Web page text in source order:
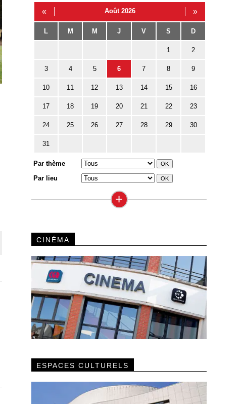
« Août 2026 »
L M M J V S D
1 2
3 4 5 6 7 8 9
10 11 12 13 14 15 16
17 18 19 20 21 22 23
24 25 26 27 28 29 30
31
Par thème
Par lieu
+
CINÉMA
ESPACES CULTURELS